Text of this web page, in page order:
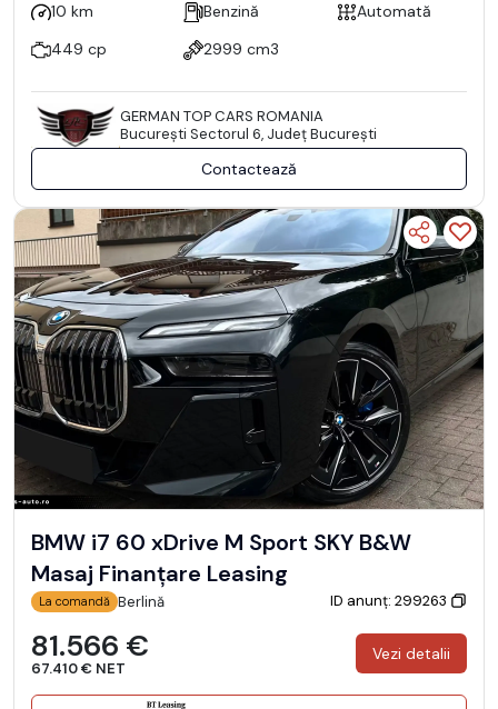
10 km Benzină
Automată
449 cp
2999 cm3
GERMAN TOP CARS ROMANIA
Bucureşti Sectorul 6, Județ București
Contactează
BMW i7 60 xDrive M Sport SKY B&W
Masaj Finanțare Leasing
La comandă Berlină ID anunț: 299263
81.566 €
67.410 € NET
Vezi detalii